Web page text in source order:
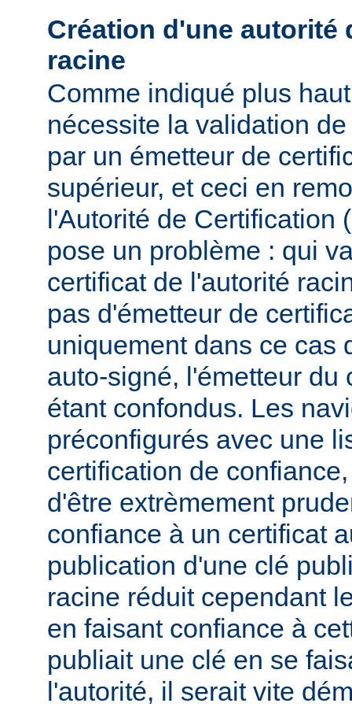
Création d'une autorité
racine
Comme indiqué plus
nécessite la validation
par un émetteur de
supérieur, et ceci en
l'Autorité de Certification
pose un problème : qui
certificat de l'autorité
pas d'émetteur de
uniquement dans ce cas
auto-signé, l'émetteur du
étant confondus. Les
préconfigurés avec une
certification de
d'être extrèmement
confiance à un certificat
publication d'une clé
racine réduit cependant
en faisant confiance à
publiait une clé en se
l'autorité, il serait vite